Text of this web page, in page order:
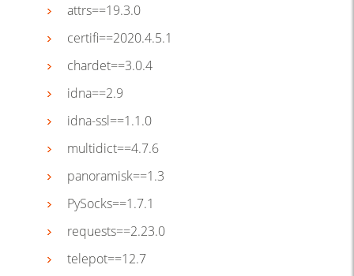
attrs==19.3.0
certifi==2020.4.5.1
chardet==3.0.4
idna==2.9
idna-ssl==1.1.0
multidict==4.7.6
panoramisk==1.3
PySocks==1.7.1
requests==2.23.0
telepot==12.7